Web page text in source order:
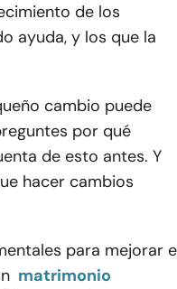
de los
ayuda, y los que la
cambio puede
por qué
de esto antes. Y
hacer cambios
para mejorar
matrimonio